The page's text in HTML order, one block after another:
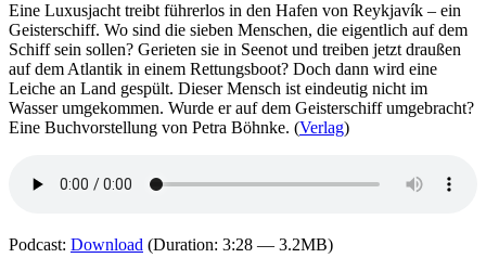
Götterfall
Eine Luxusjacht treibt führerlos in den Hafen von Reykjavík – ein
Geisterschiff. Wo sind die sieben Menschen, die eigentlich auf dem
Schiff sein sollen? Gerieten sie in Seenot und treiben jetzt draußen
auf dem Atlantik in einem Rettungsboot? Doch dann wird eine
Leiche an Land gespült. Dieser Mensch ist eindeutig nicht im
Wasser umgekommen. Wurde er auf dem Geisterschiff umgebracht?
Eine Buchvorstellung von Petra Böhnke. (Verlag)
Podcast: Download (Duration: 3:28 — 3.2MB)